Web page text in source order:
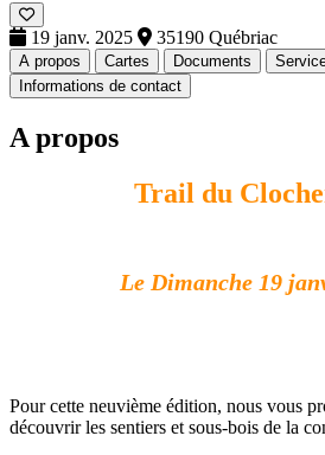
19 janv. 2025 35190 Québriac
A propos Cartes Documents
Informations de contact
A propos
Trail du
Le Dimanche 19
Pour cette neuvième édition, nous vous
découvrir les sentiers et sous-bois de la